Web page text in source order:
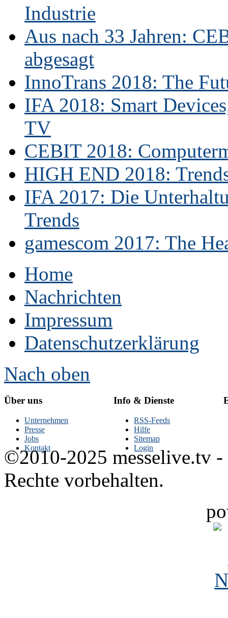
Industrie
Aus nach 33 Jahren:
abgesagt
InnoTrans 2018: The
IFA 2018: Smart
TV
CEBIT 2018:
HIGH END 2018:
IFA 2017: Die
Trends
gamescom 2017: The
Home
Nachrichten
Impressum
Datenschutzerklärung
Nach oben
Über uns
Unternehmen
Presse
Jobs
Kontakt
Info & Dienste
RSS-Feeds
Hilfe
Sitemap
Login
©2010-2025 messelive.tv -
Rechte vorbehalten.